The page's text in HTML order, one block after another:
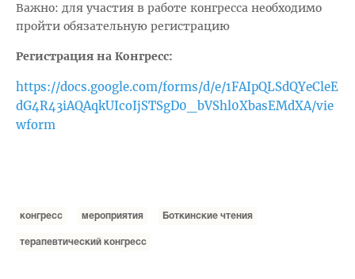
Важно: для участия в работе конгресса необходимо
пройти обязательную регистрацию
Регистрация на Конгресс:
https://docs.google.com/forms/d/e/1FAIpQLSdQYeCleE
dG4R43iAQAqkUIcoIjSTSgD0_bVShl0XbasEMdXA/vie
wform
конгресс мероприятия Боткинские чтения
терапевтический конгресс